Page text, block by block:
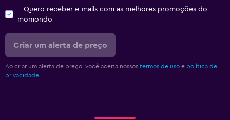
Quero receber e-mails com as melhores promoções do
momondo
Criar um alerta de preço
Ao criar um alerta de preço, você aceita nossos termos de uso e política de
privacidade.